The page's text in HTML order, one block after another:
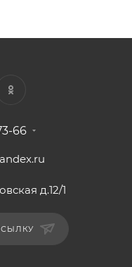
66
д.12/1